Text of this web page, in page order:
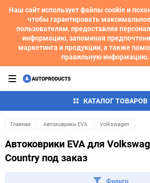
Наш сайт использует файлы cookie и
чтобы гарантировать
пользователям, предоставляя
информацию, запоминая
маркетинга и продукции, а также
правильную информацию.
КАТАЛОГ ТОВАРОВ
Главная Автоковрики EVA Volkswagen
Автоковрики EVA для
Country под заказ
Фильтр